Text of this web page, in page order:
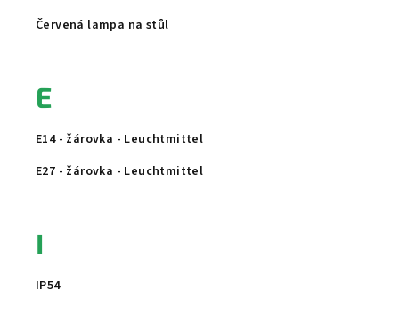
Červená lampa na stůl
E
E14 - žárovka - Leuchtmittel
E27 - žárovka - Leuchtmittel
I
IP54